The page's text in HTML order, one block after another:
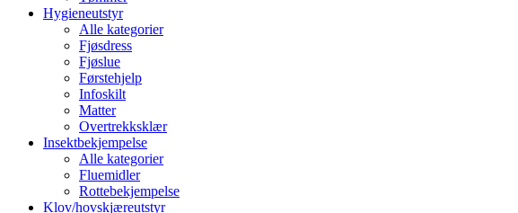
Hygieneutstyr
Alle kategorier
Fjøsdress
Fjøslue
Førstehjelp
Infoskilt
Matter
Overtrekksklær
Insektbekjempelse
Alle kategorier
Fluemidler
Rottebekjempelse
Klov/hovskjæreutstyr